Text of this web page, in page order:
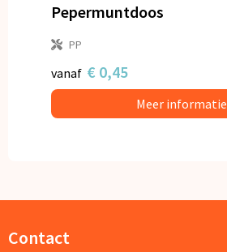
Pepermuntdoos
PP
vanaf € 0,45
Meer informatie
Contact